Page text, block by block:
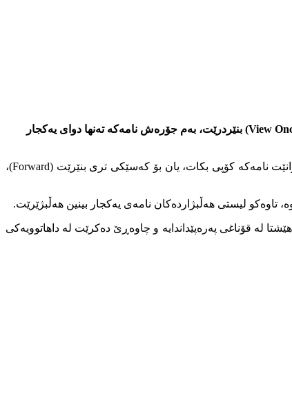
لە نوێترین تایبەتمەندی وەتسئاپدا، بۆ بەکارهێنەرانی سیستەمی ئەندرۆید، کە ڕێگە دەدات نامەی نووسراو (تێکست) بە شێوازی "یەکجار بینین" (View Once) بنێردرێت، بەم جۆرەش نامەکە تەنها دوای یەکجار
هاوکات بەگوێرەی بەرپرسانی کۆمپانیای (Meta)، ئەم تایبەتمەندییە نوێیە ئاستێکی بەرزی پاراستنی بابەتە تایبەتەکانی تێدایە، وەرگری نامەکە ناتوانێت نامەکە کۆپی بکات، یان بۆ کەسێکی تری بنێرێت (Forward)،
تاوەکو لیستی هەڵبژاردەکان نامەی یەکجار بینین هەڵبژێرێت.
لە قۆناغی پەرەپێداندایە و چاوەڕێ دەکرێت لە داهاتوویەکی